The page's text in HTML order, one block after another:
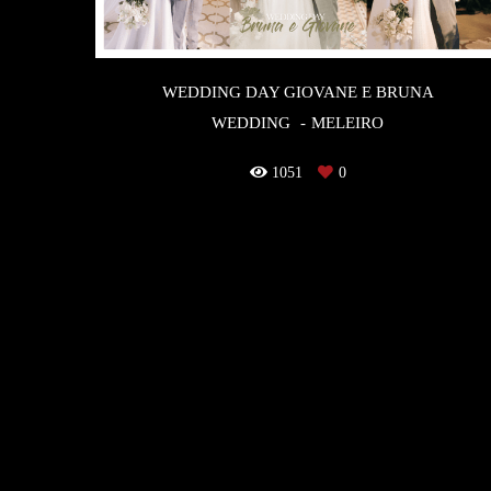
WEDDING DAY GIOVANE E BRUNA
WEDDING
MELEIRO
1051 0